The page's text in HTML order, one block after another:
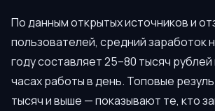
По данным открытых источников и
пользователей, средний заработок
году составляет 25–80 тысяч
часах работы в день. Топовые
тысяч и выше — показывают те, кто